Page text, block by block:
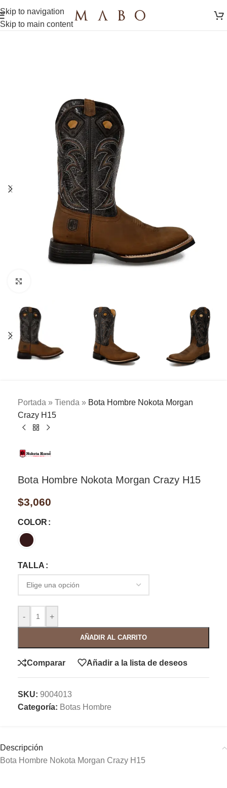
Skip to navigation
Skip to main content
Portada » Tienda » Bota Hombre Nokota Morgan
Crazy H15
Bota Hombre Nokota Morgan Crazy H15
$3,060
COLOR
TALLA
- +
AÑADIR AL CARRITO
Comparar Añadir a la lista de deseos
SKU: 9004013
Categoría: Botas Hombre
Descripción
Bota Hombre Nokota Morgan Crazy H15